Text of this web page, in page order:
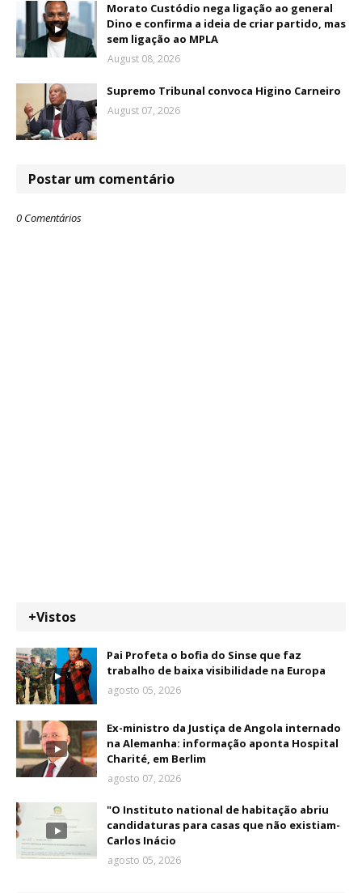
Morato Custódio nega ligação ao general
Dino e confirma a ideia de criar partido, mas
sem ligação ao MPLA
August 08, 2026
Supremo Tribunal convoca Higino Carneiro
August 07, 2026
Postar um comentário
0 Comentários
+Vistos
Pai Profeta o bofia do Sinse que faz
trabalho de baixa visibilidade na Europa
agosto 05, 2026
Ex-ministro da Justiça de Angola internado
na Alemanha: informação aponta Hospital
Charité, em Berlim
agosto 07, 2026
"O Instituto national de habitação abriu
candidaturas para casas que não existiam-
Carlos Inácio
agosto 05, 2026